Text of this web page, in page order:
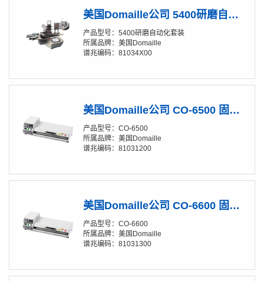
美国Domaille公司 5400研磨自动化套装
产品型号：5400研磨自动化套装
所属品牌：美国Domaille
谱兆编码：81034X00
美国Domaille公司 CO-6500 固化炉
产品型号：CO-6500
所属品牌：美国Domaille
谱兆编码：81031200
美国Domaille公司 CO-6600 固化炉
产品型号：CO-6600
所属品牌：美国Domaille
谱兆编码：81031300